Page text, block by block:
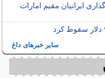
ایرانیان مقیم امارات
سایر خبرهای داغ